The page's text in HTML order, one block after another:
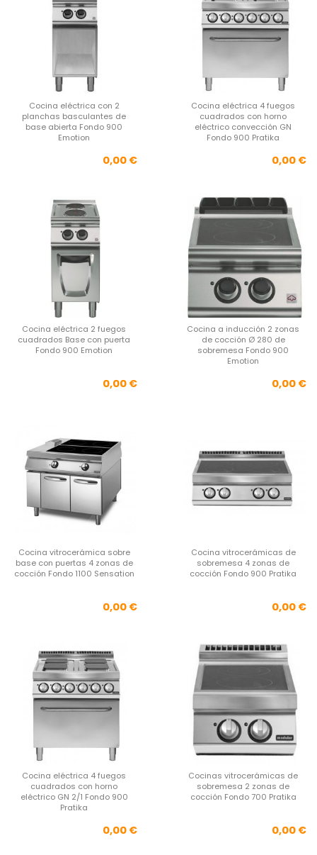
Cocina eléctrica con 2
planchas basculantes de
base abierta Fondo 900
Emotion
Precio
0,00 €
Cocina eléctrica 4 fuegos
cuadrados con horno
eléctrico convección GN
Fondo 900 Pratika
0,00 €
Cocina eléctrica 2 fuegos
cuadrados Base con puerta
Fondo 900 Emotion
Precio
0,00 €
Cocina a inducción 2 zonas
de cocción Ø 280 de
sobremesa Fondo 900
Emotion
0,00 €
Cocina vitrocerámica sobre
base con puertas 4 zonas de
cocción Fondo 1100 Sensation
Precio
0,00 €
Cocina vitrocerámicas de
sobremesa 4 zonas de
cocción Fondo 900 Pratika
0,00 €
Cocina eléctrica 4 fuegos
cuadrados con horno
eléctrico GN 2/1 Fondo 900
Pratika
Precio
0,00 €
Cocinas vitrocerámicas de
sobremesa 2 zonas de
cocción Fondo 700 Pratika
0,00 €